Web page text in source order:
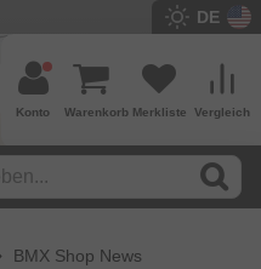
DE
Vergleich
Merkliste
Warenkorb
Konto
BMX Shop News